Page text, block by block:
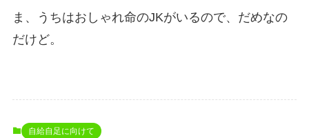
ま、うちはおしゃれ命のJKがいるので、だめなの
だけど。
自給自足に向けて